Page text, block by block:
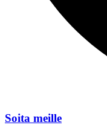
Soita meille